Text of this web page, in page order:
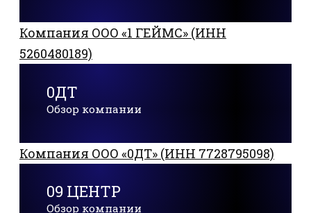
Компания ООО «1 ГЕЙМС» (ИНН
5260480189)
0ДТ
Обзор компании
Компания ООО «0ДТ» (ИНН 7728795098)
09 ЦЕНТР
Обзор компании